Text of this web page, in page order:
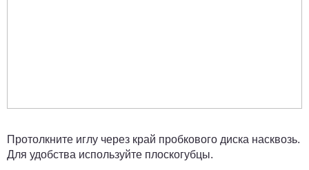
Протолкните иглу через край пробкового диска насквозь.
Для удобства используйте плоскогубцы.